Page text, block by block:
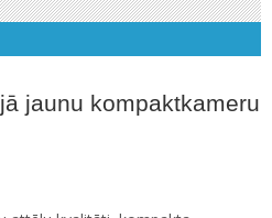
jaunu kompaktkameru